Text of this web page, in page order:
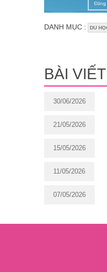
DANH MỤC : DU
BÀI
30/06/2026
21/05/2026
15/05/2026
11/05/2026
07/05/2026